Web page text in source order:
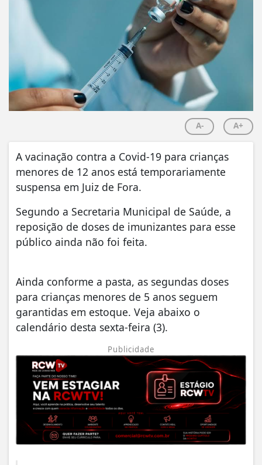
A- A+
A vacinação contra a Covid-19 para crianças
menores de 12 anos está temporariamente
suspensa em Juiz de Fora.
Segundo a Secretaria Municipal de Saúde, a
reposição de doses de imunizantes para esse
público ainda não foi feita.
Ainda conforme a pasta, as segundas doses
para crianças menores de 5 anos seguem
garantidas em estoque. Veja abaixo o
calendário desta sexta-feira (3).
Publicidade